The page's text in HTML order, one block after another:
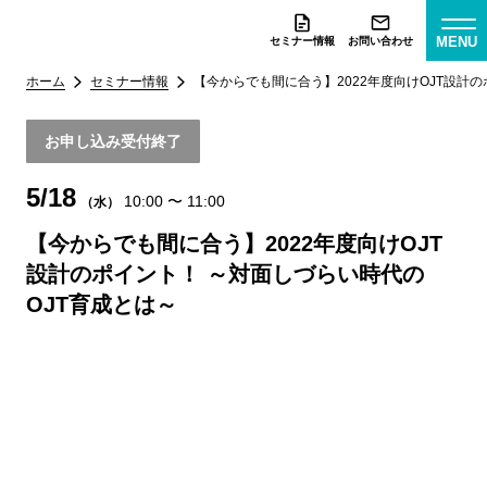
セミナー情報 お問い合わせ MENU
ホーム セミナー情報 【今からでも間に合う】2022年度向けOJT設計
お申し込み受付終了
5/18 （水） 10:00 〜 11:00
【今からでも間に合う】2022年度向けOJT
設計のポイント！ ～対面しづらい時代の
OJT育成とは～